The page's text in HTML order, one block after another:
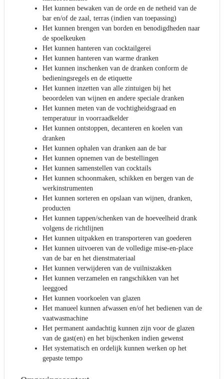
Het kunnen bewaken van de orde en de netheid van de
bar en/of de zaal, terras (indien van toepassing)
Het kunnen brengen van borden en benodigdheden naar
de spoelkeuken
Het kunnen hanteren van cocktailgerei
Het kunnen hanteren van warme dranken
Het kunnen inschenken van de dranken conform de
bedieningsregels en de etiquette
Het kunnen inzetten van alle zintuigen bij het
beoordelen van wijnen en andere speciale dranken
Het kunnen meten van de vochtigheidsgraad en
temperatuur in voorraadkelder
Het kunnen ontstoppen, decanteren en koelen van
dranken
Het kunnen ophalen van dranken aan de bar
Het kunnen opnemen van de bestellingen
Het kunnen samenstellen van cocktails
Het kunnen schoonmaken, schikken en bergen van de
werkinstrumenten
Het kunnen sorteren en opslaan van wijnen, dranken,
producten
Het kunnen tappen/schenken van de hoeveelheid drank
volgens de richtlijnen
Het kunnen uitpakken en transporteren van goederen
Het kunnen uitvoeren van de volledige mise-en-place
van de bar en het dienstmateriaal
Het kunnen verwijderen van de vuilniszakken
Het kunnen verzamelen en rangschikken van het
leeggoed
Het kunnen voorkoelen van glazen
Het manueel kunnen afwassen en/of het bedienen van de
vaatwasmachine
Het permanent aandachtig kunnen zijn voor de glazen
van de gast(en) en het bijschenken indien gewenst
Het systematisch en ordelijk kunnen werken op het
gepaste tempo